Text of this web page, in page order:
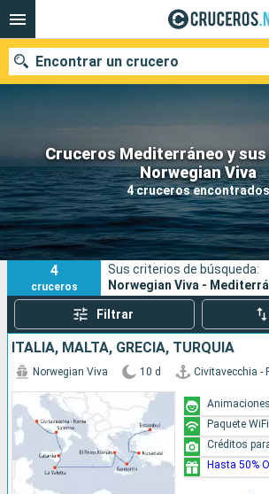
Cruceros Mediterráneo y
Norwegian Viva
4 cruceros encontrados
Encontrar un crucero
Nuestros destinos
Fecha de salida
Puertos
4
cruceros
Sus criterios de búsqueda:
Norwegian Viva -
Filtrar
ITALIA, MALTA, GRECIA, TURQUÍA
Norwegian Viva 10 d Civitavecchia -
Paquete
Créditos
Hasta 50%